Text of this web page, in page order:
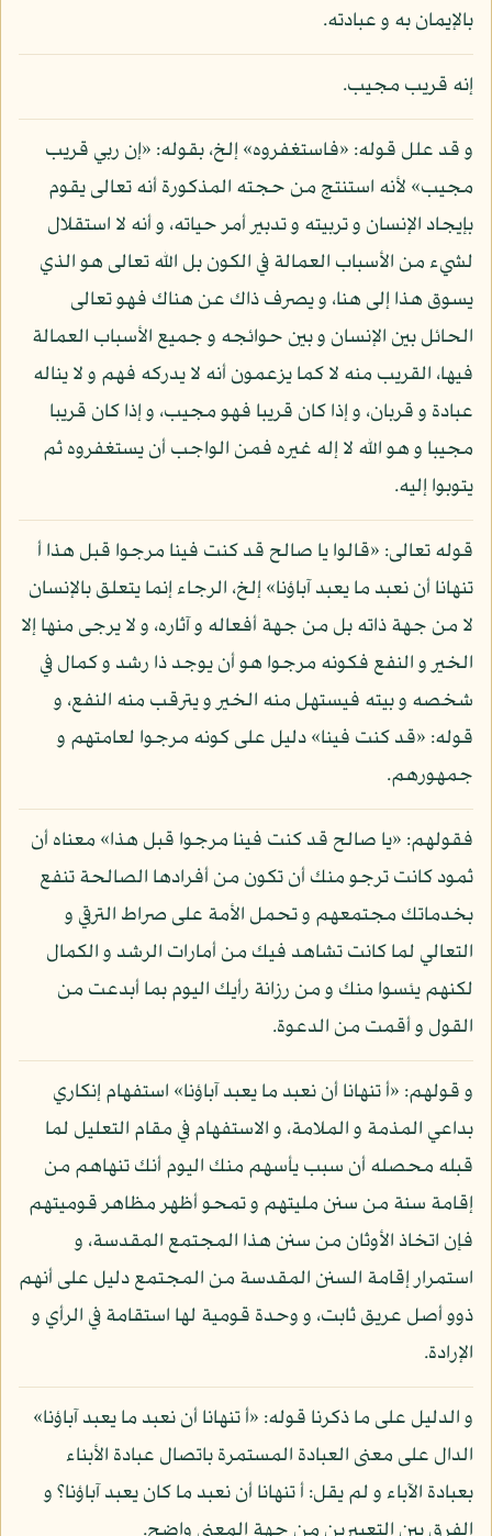
بالإيمان به و عبادته.
إنه قريب مجيب.
و قد علل قوله: «فاستغفروه» إلخ، بقوله: «إن ربي قريب
مجيب» لأنه استنتج من حجته المذكورة أنه تعالى يقوم
بإيجاد الإنسان و تربيته و تدبير أمر حياته، و أنه لا استقلال
لشيء من الأسباب العمالة في الكون بل الله تعالى هو الذي
يسوق هذا إلى هنا، و يصرف ذاك عن هناك فهو تعالى
الحائل بين الإنسان و بين حوائجه و جميع الأسباب العمالة
فيها، القريب منه لا كما يزعمون أنه لا يدركه فهم و لا يناله
عبادة و قربان، و إذا كان قريبا فهو مجيب، و إذا كان قريبا
مجيبا و هو الله لا إله غيره فمن الواجب أن يستغفروه ثم
يتوبوا إليه.
قوله تعالى: «قالوا يا صالح قد كنت فينا مرجوا قبل هذا أ
تنهانا أن نعبد ما يعبد آباؤنا» إلخ، الرجاء إنما يتعلق بالإنسان
لا من جهة ذاته بل من جهة أفعاله و آثاره، و لا يرجى منها إلا
الخير و النفع فكونه مرجوا هو أن يوجد ذا رشد و كمال في
شخصه و بيته فيستهل منه الخير و يترقب منه النفع، و
قوله: «قد كنت فينا» دليل على كونه مرجوا لعامتهم و
جمهورهم.
فقولهم: «يا صالح قد كنت فينا مرجوا قبل هذا» معناه أن
ثمود كانت ترجو منك أن تكون من أفرادها الصالحة تنفع
بخدماتك مجتمعهم و تحمل الأمة على صراط الترقي و
التعالي لما كانت تشاهد فيك من أمارات الرشد و الكمال
لكنهم يئسوا منك و من رزانة رأيك اليوم بما أبدعت من
القول و أقمت من الدعوة.
و قولهم: «أ تنهانا أن نعبد ما يعبد آباؤنا» استفهام إنكاري
بداعي المذمة و الملامة، و الاستفهام في مقام التعليل لما
قبله محصله أن سبب يأسهم منك اليوم أنك تنهاهم من
إقامة سنة من سنن مليتهم و تمحو أظهر مظاهر قوميتهم
فإن اتخاذ الأوثان من سنن هذا المجتمع المقدسة، و
استمرار إقامة السنن المقدسة من المجتمع دليل على أنهم
ذوو أصل عريق ثابت، و وحدة قومية لها استقامة في الرأي و
الإرادة.
و الدليل على ما ذكرنا قوله: «أ تنهانا أن نعبد ما يعبد آباؤنا»
الدال على معنى العبادة المستمرة باتصال عبادة الأبناء
بعبادة الآباء و لم يقل: أ تنهانا أن نعبد ما كان يعبد آباؤنا؟ و